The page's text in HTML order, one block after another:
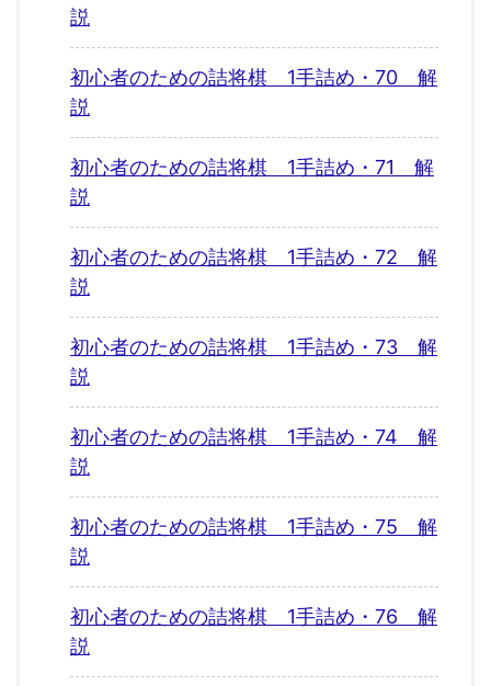
説
初心者のための詰将棋 1手詰め・70 解
説
初心者のための詰将棋 1手詰め・71 解
説
初心者のための詰将棋 1手詰め・72 解
説
初心者のための詰将棋 1手詰め・73 解
説
初心者のための詰将棋 1手詰め・74 解
説
初心者のための詰将棋 1手詰め・75 解
説
初心者のための詰将棋 1手詰め・76 解
説